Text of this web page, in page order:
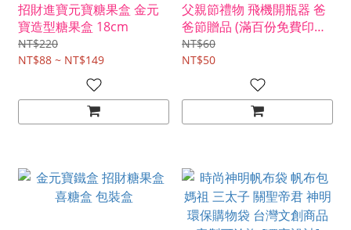
招財進寶元寶糖果盒 金元
寶造型糖果盒 18cm
NT$220
NT$88 ~ NT$149
父親節禮物 飛機開瓶器 爸
爸節贈品 (滿百份免費印名
字)
NT$60
NT$50